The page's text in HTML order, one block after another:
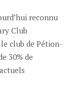
reconnu
Club
club de Pétion-
30% de